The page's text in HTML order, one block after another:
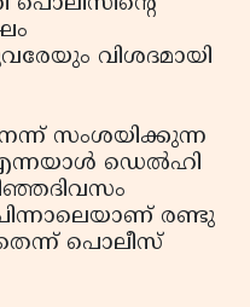
വിശദമായി
സംശയിക്കുന്ന
ഡെല്‍ഹി
രണ്ടു
പൊലീസ്